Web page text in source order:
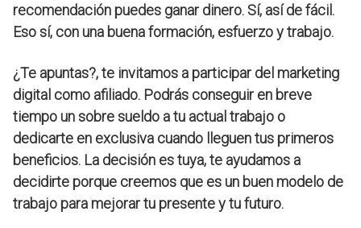
recomendación puedes ganar dinero. Sí, así de fácil.
Eso sí, con una buena formación, esfuerzo y trabajo.
¿Te apuntas?, te invitamos a participar del marketing
digital como afiliado. Podrás conseguir en breve
tiempo un sobre sueldo a tu actual trabajo o
dedicarte en exclusiva cuando lleguen tus primeros
beneficios. La decisión es tuya, te ayudamos a
decidirte porque creemos que es un buen modelo de
trabajo para mejorar tu presente y tu futuro.